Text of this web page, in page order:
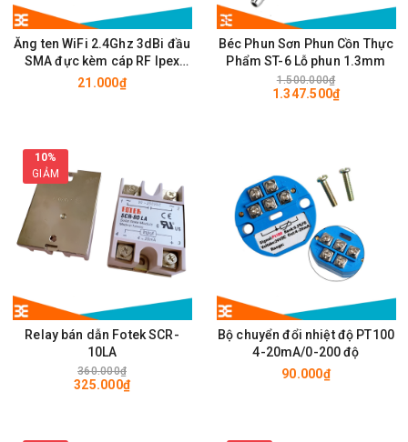
Ăng ten WiFi 2.4Ghz 3dBi đầu
SMA đực kèm cáp RF Ipex
10cm
21.000₫
Béc Phun Sơn Phun Cồn Thực
Phẩm ST-6 Lỗ phun 1.3mm
1.500.000₫
1.347.500₫
10%
GIẢM
Relay bán dẫn Fotek SCR-
10LA
360.000₫
325.000₫
Bộ chuyển đổi nhiệt độ PT100
4-20mA/0-200 độ
90.000₫